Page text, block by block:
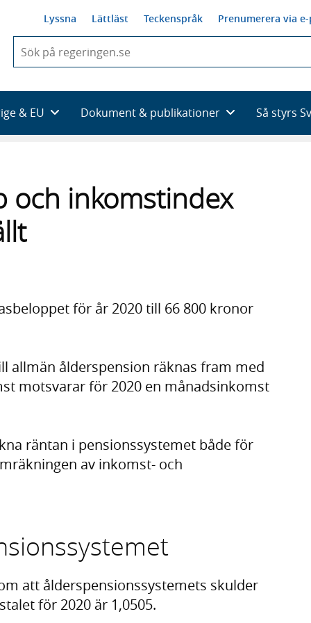
Lyssna Lättläst Teckenspråk Prenumerera via
du
skriva
framträder
en
& EU Dokument & publikationer Så styrs
och inkomstindex
för år 2020 till 66 800 kronor
allmän ålderspension räknas fram med
motsvarar för 2020 en månadsinkomst
räntan i pensionssystemet både för
av inkomst- och
att ålderspensionssystemets skulder
för 2020 är 1,0505.